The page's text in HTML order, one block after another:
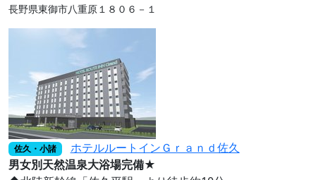
長野県東御市八重原１８０６－１
佐久・小諸
ホテルルートインＧｒａｎｄ佐久
男女別天然温泉大浴場完備★